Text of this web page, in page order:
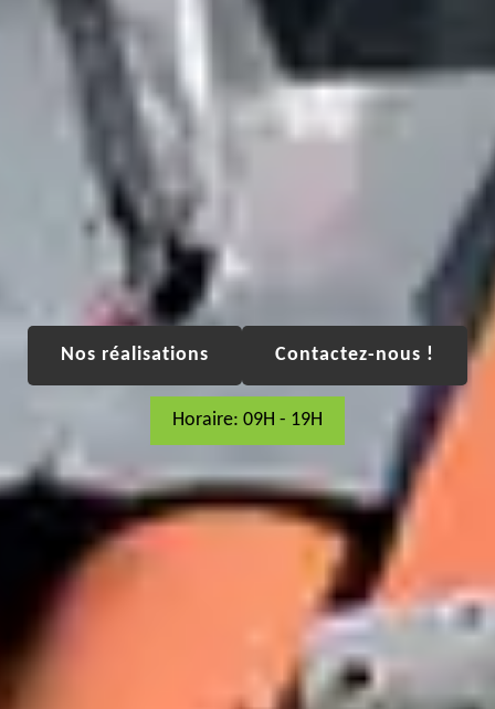
Nos réalisations Contactez-nous !
Horaire: 09H - 19H